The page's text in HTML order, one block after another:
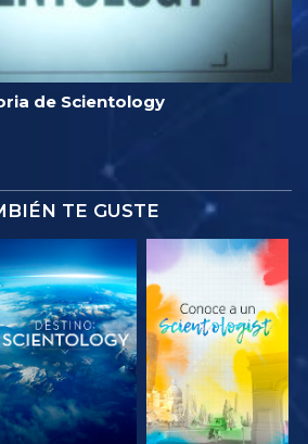
de Scientology
TE GUSTE